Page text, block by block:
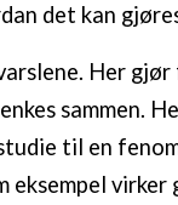
det kan
Her
sammen.
til en
virker